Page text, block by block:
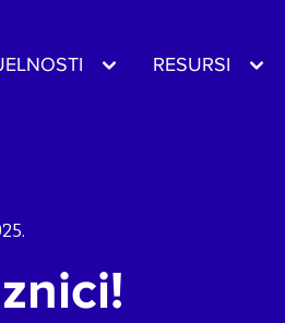
RESURSI